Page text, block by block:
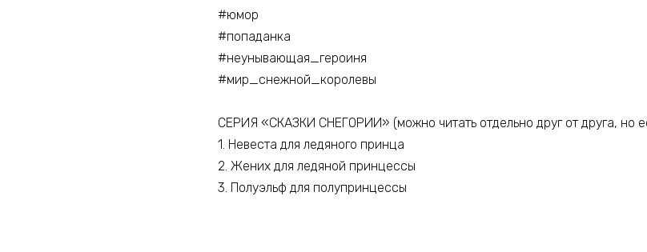
#юмор
#попаданка
#неунывающая_героиня
#мир_снежной_королевы
СЕРИЯ «СКАЗКИ СНЕГОРИИ» (можно читать отдельно друг от друга, но
1. Невеста для ледяного принца
2. Жених для ледяной принцессы
3. Полуэльф для полупринцессы